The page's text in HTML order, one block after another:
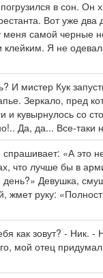
в сон. Он
Вот уже два
меня самой черные
клейким. Я не
И мистер Кук
Зеркало, пред
и кувырнулось со
Да, да... Все-таки
спрашивает: «А это
что лучше бы в
день?» Девушка,
жмет руку:
как зовут? - Ник. -
мой отец придумал